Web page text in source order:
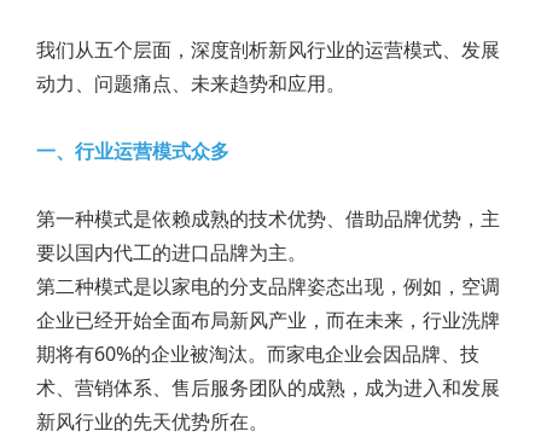
我们从五个层面，深度剖析新风行业的运营模式、发展
动力、问题痛点、未来趋势和应用。
一、行业运营模式众多
第一种模式是依赖成熟的技术优势、借助品牌优势，主
要以国内代工的进口品牌为主。
第二种模式是以家电的分支品牌姿态出现，例如，空调
企业已经开始全面布局新风产业，而在未来，行业洗牌
期将有60%的企业被淘汰。而家电企业会因品牌、技
术、营销体系、售后服务团队的成熟，成为进入和发展
新风行业的先天优势所在。